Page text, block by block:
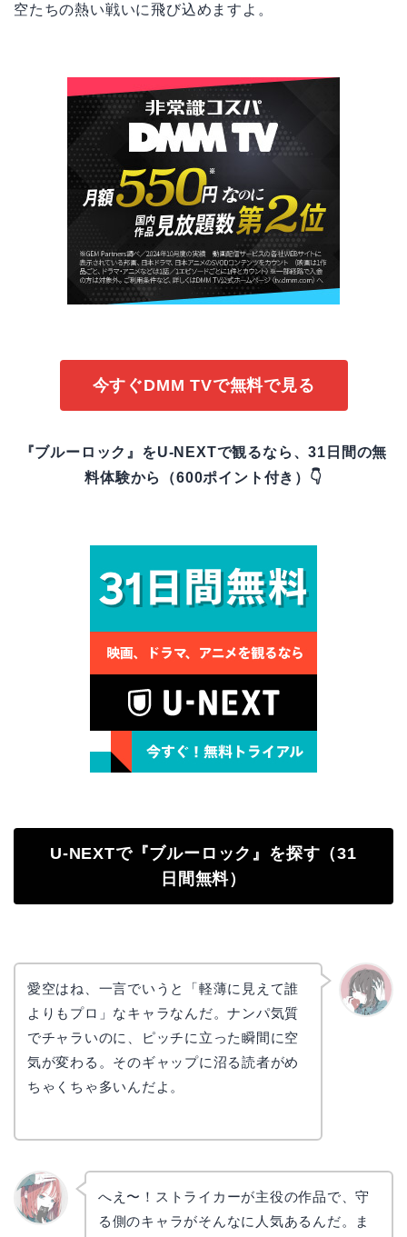
空たちの熱い戦いに飛び込めますよ。
今すぐDMM TVで無料で見る
『ブルーロック』をU-NEXTで観るなら、31日間の無
料体験から（600ポイント付き）👇
U-NEXTで『ブルーロック』を探す（31
日間無料）
愛空はね、一言でいうと「軽薄に見えて誰
よりもプロ」なキャラなんだ。ナンパ気質
でチャラいのに、ピッチに立った瞬間に空
気が変わる。そのギャップに沼る読者がめ
ちゃくちゃ多いんだよ。
へえ〜！ストライカーが主役の作品で、守
る側のキャラがそんなに人気あるんだ。ま